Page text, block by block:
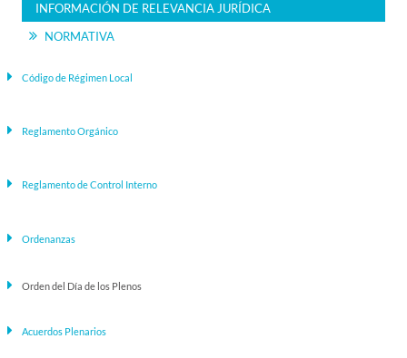
INFORMACIÓN DE RELEVANCIA JURÍDICA
NORMATIVA
Código de Régimen Local
Reglamento Orgánico
Reglamento de Control Interno
Ordenanzas
Orden del Día de los Plenos
Acuerdos Plenarios